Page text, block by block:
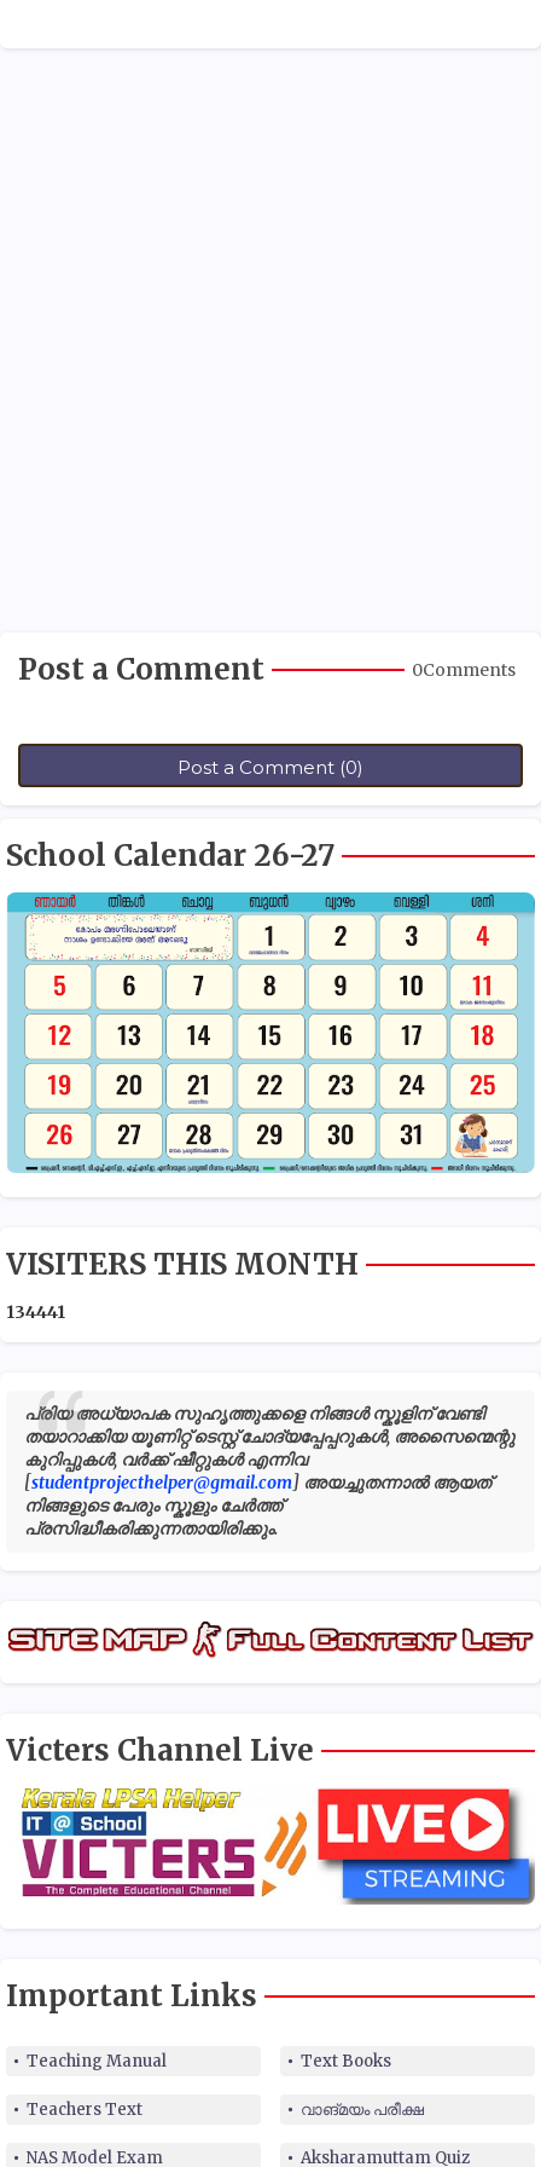
Post a Comment 0Comments
Post a Comment (0)
School Calendar 26-27
VISITERS THIS MONTH
134441
പ്രിയ അധ്യാപക സുഹൃത്തുക്കളെ നിങ്ങൾ സ്കൂളിന് വേണ്ടി
തയാറാക്കിയ യൂണിറ്റ് ടെസ്റ്റ് ചോദ്യപ്പേപ്പറുകൾ, അസൈന്മെന്റു
കുറിപ്പുകൾ, വർക്ക് ഷീറ്റുകൾ എന്നിവ
[studentprojecthelper@gmail.com] അയച്ചുതന്നാൽ ആയത്
നിങ്ങളുടെ പേരും സ്കൂളും ചേർത്ത്
പ്രസിദ്ധീകരിക്കുന്നതായിരിക്കും.
Victers Channel Live
Important Links
Teaching Manual Text Books
Teachers Text വാങ്മയം പരീക്ഷ
NAS Model Exam Aksharamuttam Quiz